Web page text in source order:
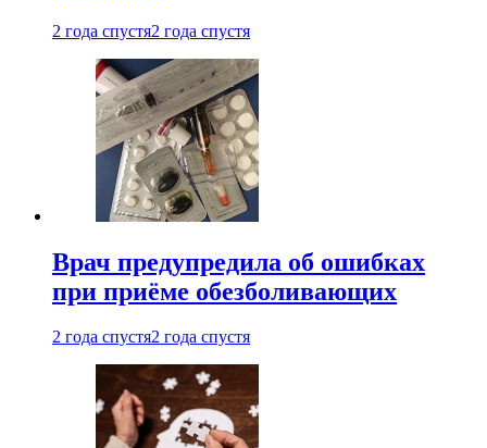
2 года спустя2 года спустя
Врач предупредила об ошибках
при приëме обезболивающих
2 года спустя2 года спустя